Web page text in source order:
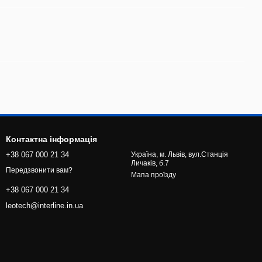
Контактна інформація
+38 067 000 21 34
Передзвонити вам?
+38 067 000 21 34
leotech@interline.in.ua
Україна, м. Львів, вул.Станція
Личаків, б.7
Мапа проїзду